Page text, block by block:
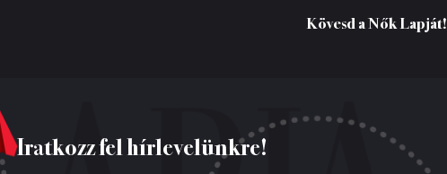
Kövesd a Nők Lapját!
Iratkozz fel hírlevelünkre!